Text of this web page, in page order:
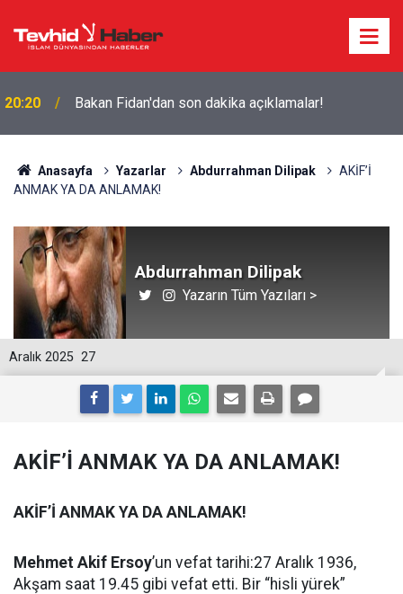
20:20 Bakan Fidan'dan son dakika açıklamalar!
Anasayfa Yazarlar Abdurrahman Dilipak
AKİF’İ
ANMAK YA DA ANLAMAK!
Abdurrahman Dilipak
Yazarın Tüm Yazıları >
27
Aralık 2025
AKİF’İ ANMAK YA DA ANLAMAK!
AKİF’İ ANMAK YA DA ANLAMAK!
Mehmet Akif Ersoy’un vefat tarihi:27 Aralık 1936,
Akşam saat 19.45 gibi vefat etti. Bir “hisli yürek”